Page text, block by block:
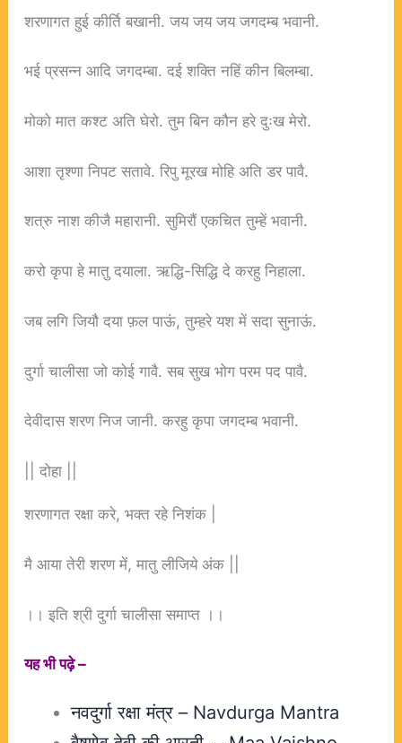
शरणागत हुई कीर्ति बखानी. जय जय जय जगदम्ब भवानी.
भई प्रसन्न आदि जगदम्बा. दई शक्ति नहिं कीन बिलम्बा.
मोको मात कश्ट अति घेरो. तुम बिन कौन हरे दुःख मेरो.
आशा तृश्णा निपट सतावे. रिपु मूरख मोहि अति डर पावै.
शत्रु नाश कीजै महारानी. सुमिरौं एकचित तुम्हें भवानी.
करो कृपा हे मातु दयाला. ऋद्धि-सिद्धि दे करहु निहाला.
जब लगि जियौ दया फ़ल पाऊं, तुम्हरे यश में सदा सुनाऊं.
दुर्गा चालीसा जो कोई गावै. सब सुख भोग परम पद पावै.
देवीदास शरण निज जानी. करहु कृपा जगदम्ब भवानी.
|| दोहा ||
शरणागत रक्षा करे, भक्त रहे निशंक |
मै आया तेरी शरण में, मातु लीजिये अंक ||
।। इति श्री दुर्गा चालीसा समाप्त ।।
यह भी पढ़े –
नवदुर्गा रक्षा मंत्र – Navdurga Mantra